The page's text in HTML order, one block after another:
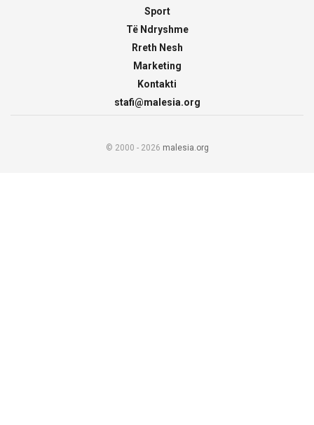
Sport
Të Ndryshme
Rreth Nesh
Marketing
Kontakti
stafi@malesia.org
© 2000 - 2026 malesia.org